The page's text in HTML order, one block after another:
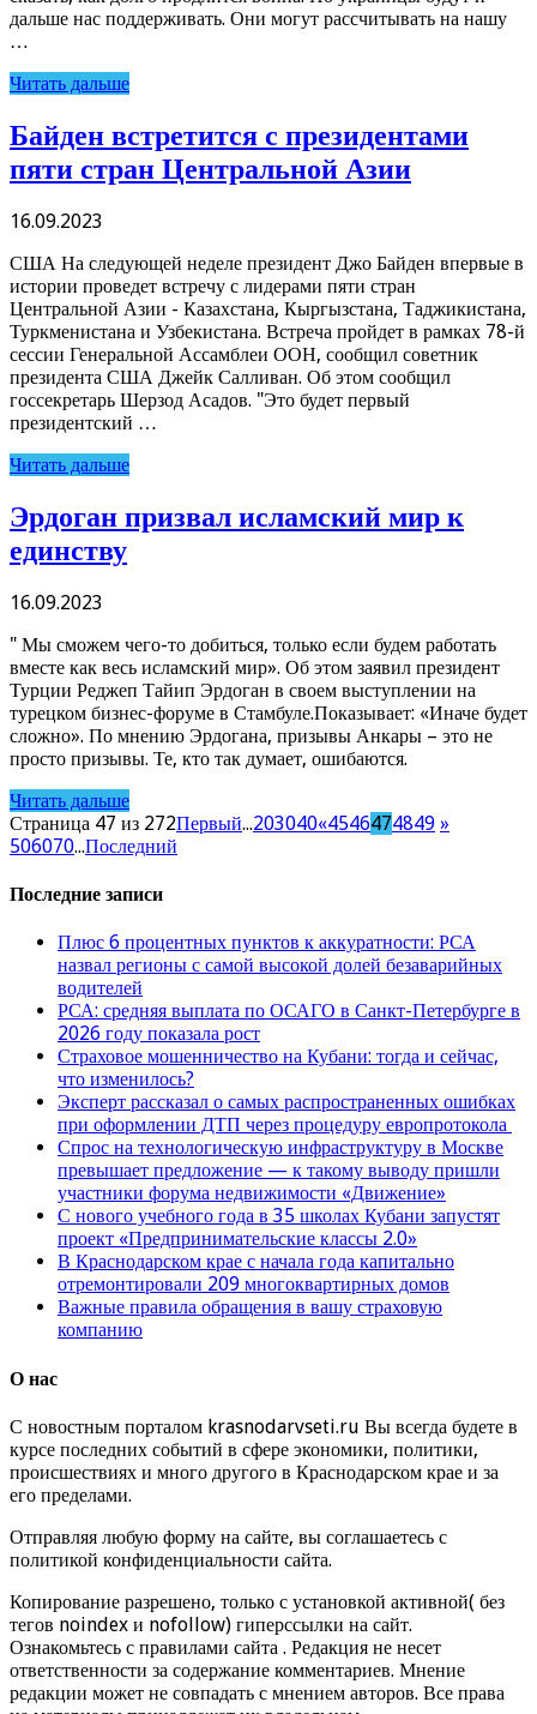
дальше нас поддерживать. Они могут рассчитывать на нашу
…
Читать дальше
Байден встретится с президентами
пяти стран Центральной Азии
16.09.2023
США На следующей неделе президент Джо Байден впервые в
истории проведет встречу с лидерами пяти стран
Центральной Азии - Казахстана, Кыргызстана, Таджикистана,
Туркменистана и Узбекистана. Встреча пройдет в рамках 78-й
сессии Генеральной Ассамблеи ООН, сообщил советник
президента США Джейк Салливан. Об этом сообщил
госсекретарь Шерзод Асадов. "Это будет первый
президентский …
Читать дальше
Эрдоган призвал исламский мир к
единству
16.09.2023
" Мы сможем чего-то добиться, только если будем работать
вместе как весь исламский мир». Об этом заявил президент
Турции Реджеп Тайип Эрдоган в своем выступлении на
турецком бизнес-форуме в Стамбуле.Показывает: «Иначе будет
сложно». По мнению Эрдогана, призывы Анкары – это не
просто призывы. Те, кто так думает, ошибаются.
Читать дальше
Страница 47 из 272Первый...203040«4546474849 »
506070...Последний
Последние записи
Плюс 6 процентных пунктов к аккуратности: РСА
назвал регионы с самой высокой долей безаварийных
водителей
РСА: средняя выплата по ОСАГО в Санкт-Петербурге в
2026 году показала рост
Страховое мошенничество на Кубани: тогда и сейчас,
что изменилось?
Эксперт рассказал о самых распространенных ошибках
при оформлении ДТП через процедуру европротокола
Спрос на технологическую инфраструктуру в Москве
превышает предложение — к такому выводу пришли
участники форума недвижимости «Движение»
С нового учебного года в 35 школах Кубани запустят
проект «Предпринимательские классы 2.0»
В Краснодарском крае с начала года капитально
отремонтировали 209 многоквартирных домов
Важные правила обращения в вашу страховую
компанию
О нас
С новостным порталом krasnodarvseti.ru Вы всегда будете в
курсе последних событий в сфере экономики, политики,
происшествиях и много другого в Краснодарском крае и за
его пределами.
Отправляя любую форму на сайте, вы соглашаетесь с
политикой конфиденциальности сайта.
Копирование разрешено, только с установкой активной( без
тегов noindex и nofollow) гиперссылки на сайт.
Ознакомьтесь с правилами сайта . Редакция не несет
ответственности за содержание комментариев. Мнение
редакции может не совпадать с мнением авторов. Все права